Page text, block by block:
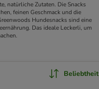
natürliche Zutaten. Die Snacks
feinen Geschmack und die
Hundesnacks sind eine
Das ideale Leckerli, um
Beliebtheit